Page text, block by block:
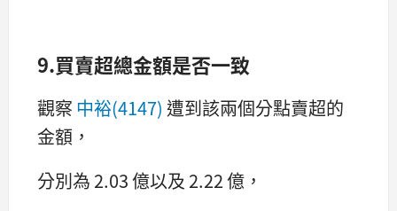
9.買賣超總金額是否一致
觀察 中裕(4147) 遭到該兩個分點賣超的
金額，
分別為 2.03 億以及 2.22 億，